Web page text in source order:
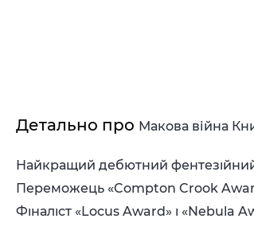
Детально про Макова війна
Найкращий дебютний
Переможець «Compton Crook
Фıналıст «Locus Award» ı «Nebula